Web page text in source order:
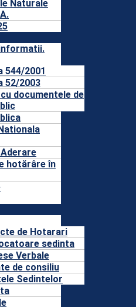
Naturale
544/2001
52/2003
documentele de
hotărâre în
de Hotarari
sedinta
Verbale
de consiliu
Sedintelor